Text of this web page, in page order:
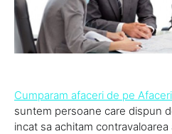
Cumparam afaceri de pe
suntem persoane care dispun
incat sa achitam